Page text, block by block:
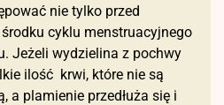
nie tylko przed
cyklu menstruacyjnego
Jeżeli wydzielina z pochwy
ilość krwi, które nie są
a plamienie przedłuża się i